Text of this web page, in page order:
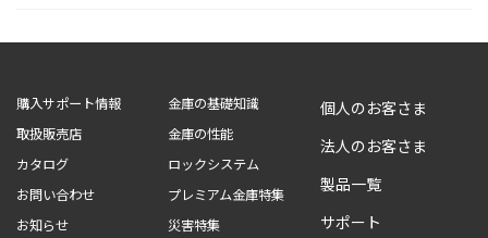
購入サポート情報
取扱販売店
カタログ
お問い合わせ
お知らせ
金庫の基礎知識
金庫の性能
ロックシステム
プレミアム金庫特集
災害特集
個人のお客さま
法人のお客さま
製品一覧
サポート